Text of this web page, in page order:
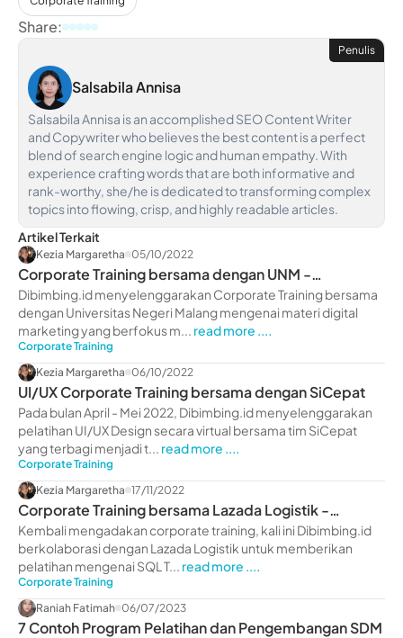
Share:
Penulis
Salsabila Annisa
Salsabila Annisa is an accomplished SEO Content Writer
and Copywriter who believes the best content is a perfect
blend of search engine logic and human empathy. With
experience crafting words that are both informative and
rank-worthy, she/he is dedicated to transforming complex
topics into flowing, crisp, and highly readable articles.
Artikel Terkait
Kezia Margaretha 05/10/2022
Corporate Training bersama dengan UNM -
dibimbing.id
Dibimbing.id menyelenggarakan Corporate Training bersama
dengan Universitas Negeri Malang mengenai materi digital
marketing yang berfokus m... read more ....
Corporate Training
Kezia Margaretha 06/10/2022
UI/UX Corporate Training bersama dengan SiCepat
Pada bulan April - Mei 2022, Dibimbing.id menyelenggarakan
pelatihan UI/UX Design secara virtual bersama tim SiCepat
yang terbagi menjadi t... read more ....
Corporate Training
Kezia Margaretha 17/11/2022
Corporate Training bersama Lazada Logistik -
dibimbing.id
Kembali mengadakan corporate training, kali ini Dibimbing.id
berkolaborasi dengan Lazada Logistik untuk memberikan
pelatihan mengenai SQL T... read more ....
Corporate Training
Raniah Fatimah 06/07/2023
7 Contoh Program Pelatihan dan Pengembangan SDM